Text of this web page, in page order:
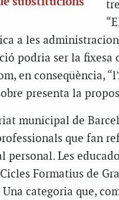
a les
podria ser la fixesa
en conseqüència,
presenta la
municipal de
que fan
personal. Les
Formatius de
categoria que,